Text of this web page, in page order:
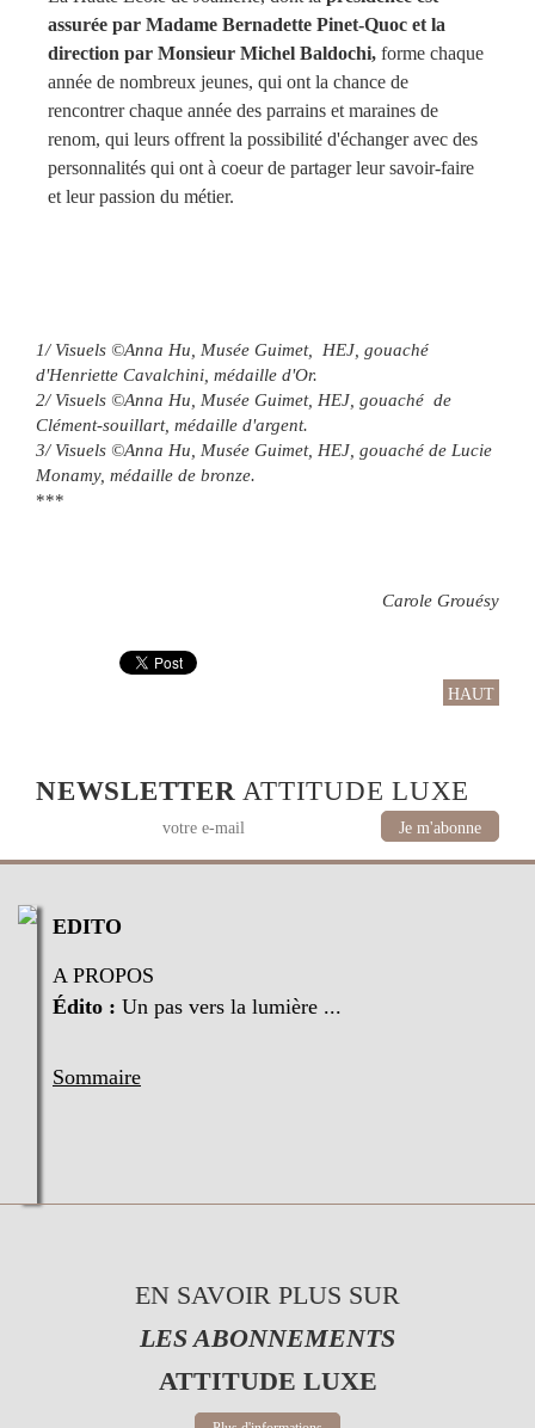
assurée par Madame Bernadette Pinet-Quoc et la
direction par Monsieur Michel Baldochi, forme chaque
année de nombreux jeunes, qui ont la chance de
rencontrer chaque année des parrains et maraines de
renom, qui leurs offrent la possibilité d'échanger avec des
personnalités qui ont à coeur de partager leur savoir-faire
et leur passion du métier.
1/ Visuels ©Anna Hu, Musée Guimet, HEJ, gouaché
d'Henriette Cavalchini, médaille d'Or.
2/ Visuels ©Anna Hu, Musée Guimet, HEJ, gouaché de
Clément-souillart, médaille d'argent.
3/ Visuels ©Anna Hu, Musée Guimet, HEJ, gouaché de Lucie
Monamy, médaille de bronze.
***
Carole Grouésy
HAUT
NEWSLETTER ATTITUDE LUXE
EDITO
A PROPOS
Édito : Un pas vers la lumière ...
Sommaire
EN SAVOIR PLUS SUR
LES ABONNEMENTS
ATTITUDE LUXE